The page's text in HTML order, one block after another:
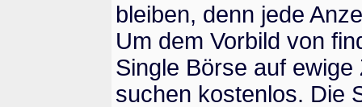
bleiben, denn jede
Um dem Vorbild von
Single Börse auf
suchen kostenlos. Die